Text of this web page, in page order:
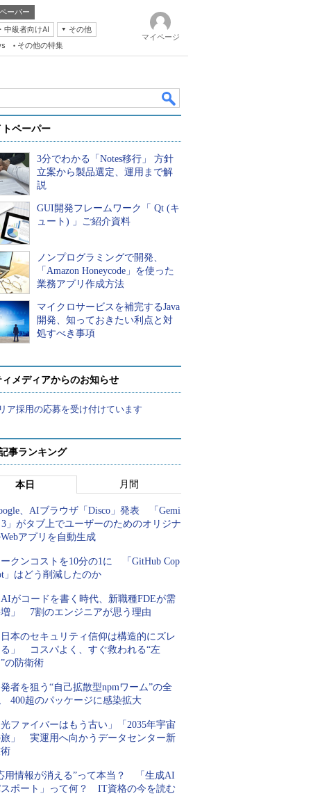
ーパー
中級者向けAI
その他
その他の特集
マイページ
ペーパー
3分でわかる「Notes移行」 方針
立案から製品選定、運用まで解
説
GUI開発フレームワーク「 Qt (キ
ュート) 」ご紹介資料
ノンプログラミングで開発、
「Amazon Honeycode」を使った
業務アプリ作成方法
マイクロサービスを補完するJava
開発、知っておきたい利点と対
処すべき事項
メディアからのお知らせ
ア採用の応募を受け付けています
事ランキング
本日 月間
、AIブラウザ「Disco」発表 「Gemi
」がタブ上でユーザーのためのオリジナ
アプリを自動生成
クンコストを10分の1に 「GitHub Cop
」はどう削減したのか
がコードを書く時代、新職種FDEが需
」 7割のエンジニアが思う理由
本のセキュリティ信仰は構造的にズレ
」 コスパよく、すぐ救われる“左
の防衛術
者を狙う“自己拡散型npmワーム”の全
400超のパッケージに感染拡大
ファイバーはもう古い」「2035年宇宙
」 実運用へ向かうデータセンター新
用情報が消える”って本当？ 「生成AI
ポート」って何？ IT資格の今を読む